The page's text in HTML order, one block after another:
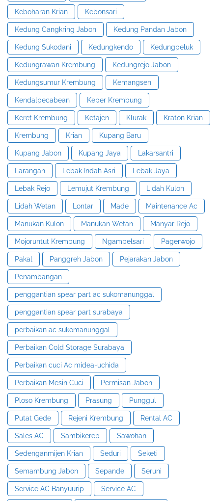
Keboharan Krian Kebonsari
Kedung Cangkring Jabon Kedung Pandan Jabon
Kedung Sukodani Kedungkendo Kedungpeluk
Kedungrawan Krembung Kedungrejo Jabon
Kedungsumur Krembung Kemangsen
Kendalpecabean Keper Krembung
Keret Krembung Ketajen Klurak Kraton Krian
Krembung Krian Kupang Baru
Kupang Jabon Kupang Jaya Lakarsantri
Larangan Lebak Indah Asri Lebak Jaya
Lebak Rejo Lemujut Krembung Lidah Kulon
Lidah Wetan Lontar Made Maintenance Ac
Manukan Kulon Manukan Wetan Manyar Rejo
Mojoruntut Krembung Ngampelsari Pagerwojo
Pakal Panggreh Jabon Pejarakan Jabon
Penambangan
penggantian spear part ac sukomanunggal
penggantian spear part surabaya
perbaikan ac sukomanunggal
Perbaikan Cold Storage Surabaya
Perbaikan cuci Ac midea-uchida
Perbaikan Mesin Cuci Permisan Jabon
Ploso Krembung Prasung Punggul
Putat Gede Rejeni Krembung Rental AC
Sales AC Sambikerep Sawohan
Sedenganmijen Krian Seduri Seketi
Semambung Jabon Sepande Seruni
Service AC Banyuurip Service AC